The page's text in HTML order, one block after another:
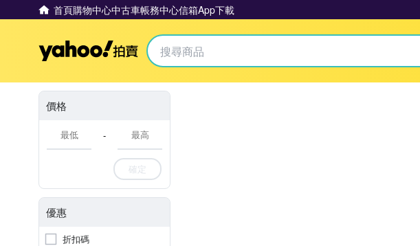
首頁購物中心中古車帳務中心信箱App下載
Yahoo拍賣
價格
-
確定
優惠
折扣碼